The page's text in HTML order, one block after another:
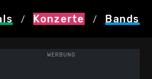
/ Konzerte / Bands
WERBUNG